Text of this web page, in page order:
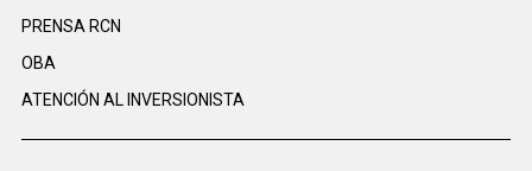
PRENSA RCN
OBA
ATENCIÓN AL INVERSIONISTA